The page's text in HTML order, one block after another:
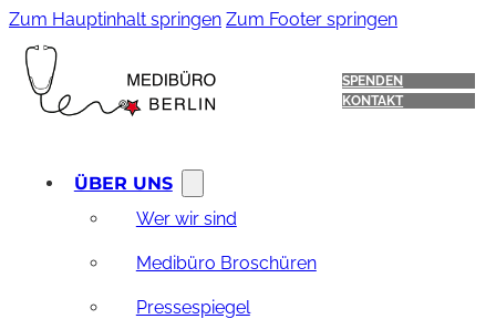
Zum Hauptinhalt springen Zum Footer springen
SPENDEN
KONTAKT
ÜBER UNS
Wer wir sind
Medibüro Broschüren
Pressespiegel